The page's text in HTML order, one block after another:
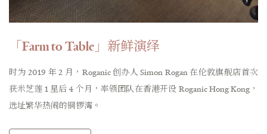
「Farm to Table」新鲜演绎
时为 2019 年 2 月，Roganic 创办人 Simon Rogan 在伦敦旗舰店首次
获米芝莲 1 星后 4 个月，率领团队在香港开设 Roganic Hong Kong，
选址繁华热闹的铜锣湾。